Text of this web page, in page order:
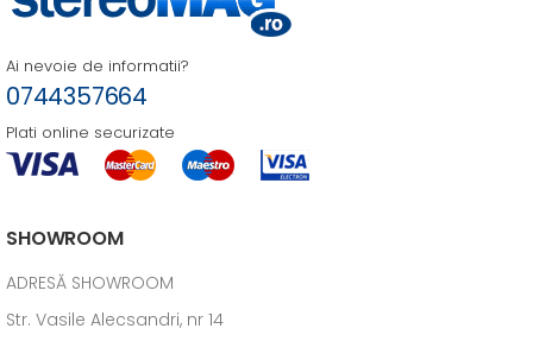
Ai nevoie de informatii?
0744357664
Plati online securizate
SHOWROOM
ADRESĂ SHOWROOM
Str. Vasile Alecsandri, nr 14